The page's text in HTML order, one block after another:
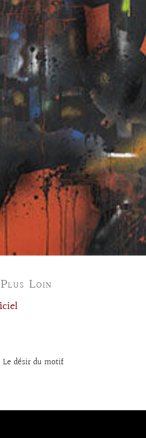
Loin
Le désir du motif